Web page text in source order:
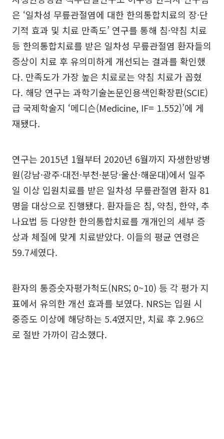
은 ‘일차성 무릎관절염에 대한 한의통합치료의 장·단
기적 효과 및 치료 만족도’ 연구를 통해 침·약침 치료
등 한의통합치료를 받은 일차성 무릎관절염 환자들의
증상이 치료 후 유의미하게 개선되는 결과를 확인했
다. 만족도가 가장 높은 치료로는 약침 치료가 꼽혔
다. 해당 연구는 과학기술논문인용색인확장판(SCIE)
급 국제학술지 ‘메디슨(Medicine, IF= 1.552)’에 게
재됐다.
연구는 2015년 1월부터 2020년 6월까지 자생한방병
원(강남·광주·대전·부천·분당·울산·해운대)에서 일주
일 이상 입원치료를 받은 일차성 무릎관절염 환자 81
명을 대상으로 진행됐다. 환자들은 침, 약침, 한약, 추
나요법 등 다양한 한의통합치료를 개개인의 세부 증
상과 체질에 맞게 치료받았다. 이들의 평균 연령은
59.7세였다.
환자의 통증숫자평가척도(NRS; 0~10) 등 각 평가 지
표에서 유의한 개선 효과를 보였다. NRS는 입원 시
중증도 이상에 해당하는 5.4였지만, 치료 후 2.96으
로 절반 가까이 감소했다.